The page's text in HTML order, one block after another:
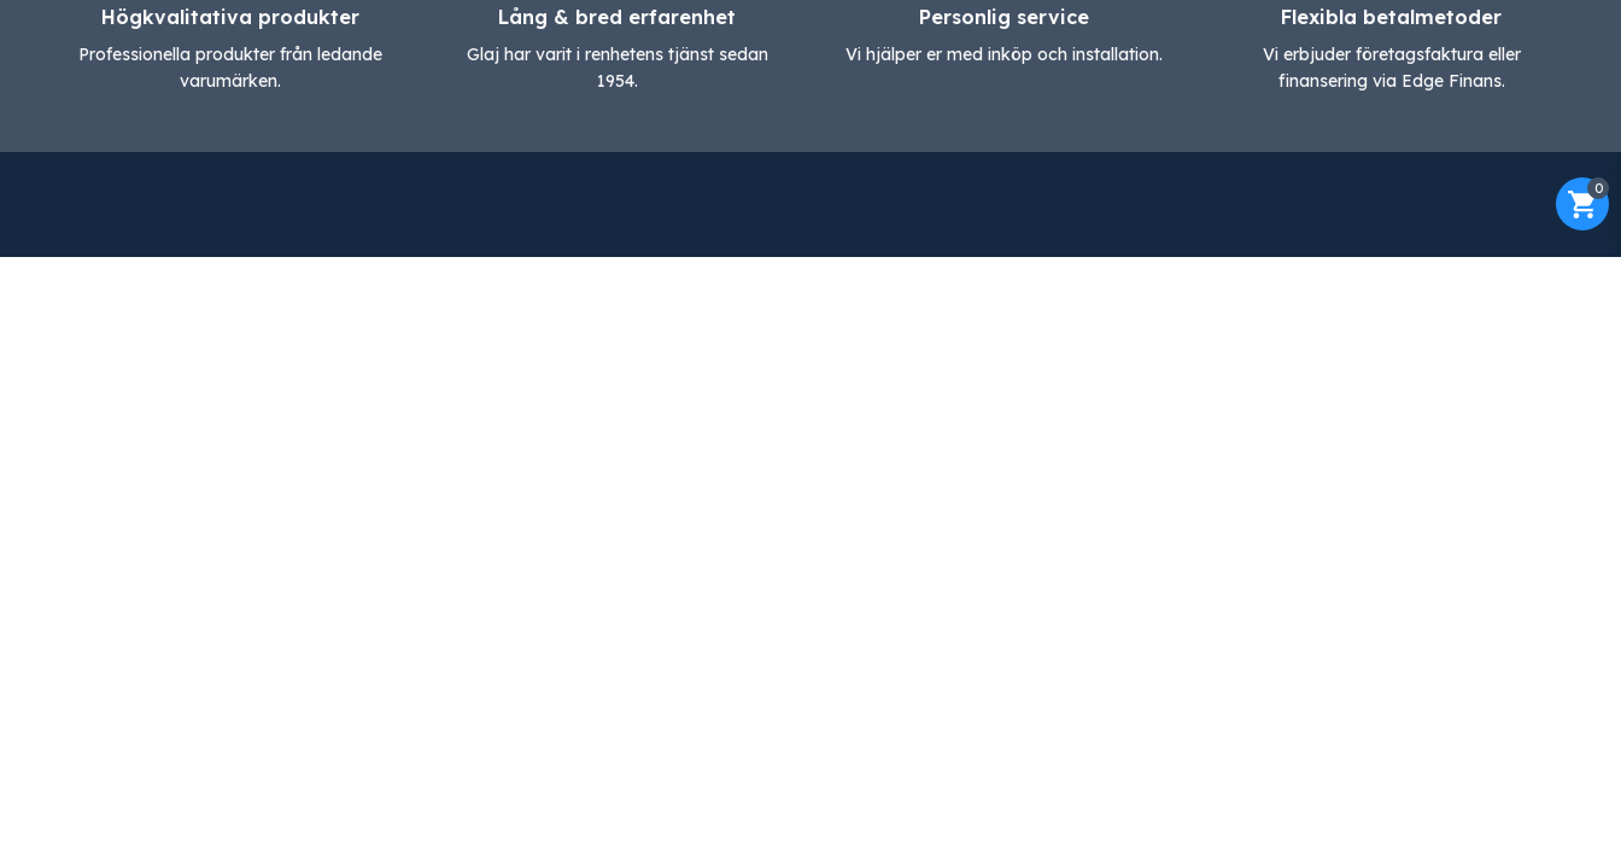
Högkvalitativa produkter
Professionella produkter från ledande
varumärken.
Lång & bred erfarenhet
Glaj har varit i renhetens tjänst sedan
1954.
Personlig service
Vi hjälper er med inköp och installation.
Flexibla betalmetoder
Vi erbjuder företagsfaktura eller
finansering via Edge Finans.
0